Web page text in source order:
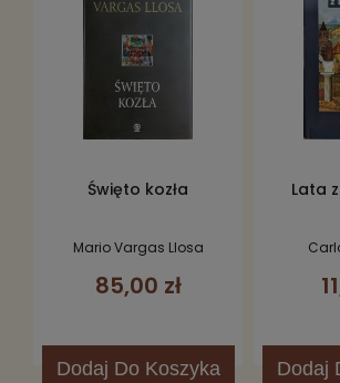
Święto kozła
Mario Vargas Llosa
85,00 zł
Dodaj Do Koszyka
Lata
Dodaj